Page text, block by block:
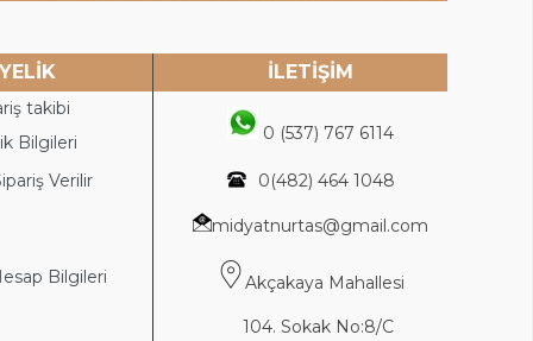
İLETİŞİM
takibi
0 (537) 767 6114
Bilgileri
Verilir 0(482) 464 1048
midyatnurtas@gmail.com
Bilgileri Akçakaya Mahallesi
104. Sokak No:8/C